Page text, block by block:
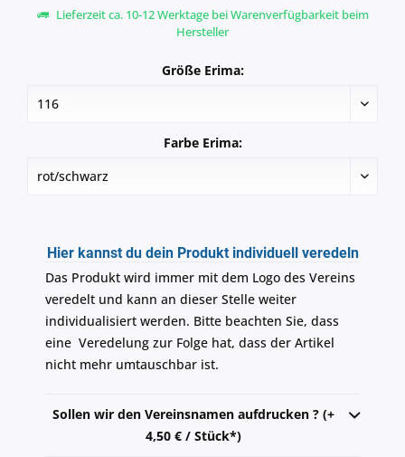
Lieferzeit ca. 10-12 Werktage bei Warenverfügbarkeit beim
Hersteller
Größe Erima:
Farbe Erima:
Hier kannst du dein Produkt individuell veredeln
Das Produkt wird immer mit dem Logo des Vereins
veredelt und kann an dieser Stelle weiter
individualisiert werden. Bitte beachten Sie, dass
eine Veredelung zur Folge hat, dass der Artikel
nicht mehr umtauschbar ist.
Sollen wir den Vereinsnamen aufdrucken ? (+
4,50 € / Stück*)